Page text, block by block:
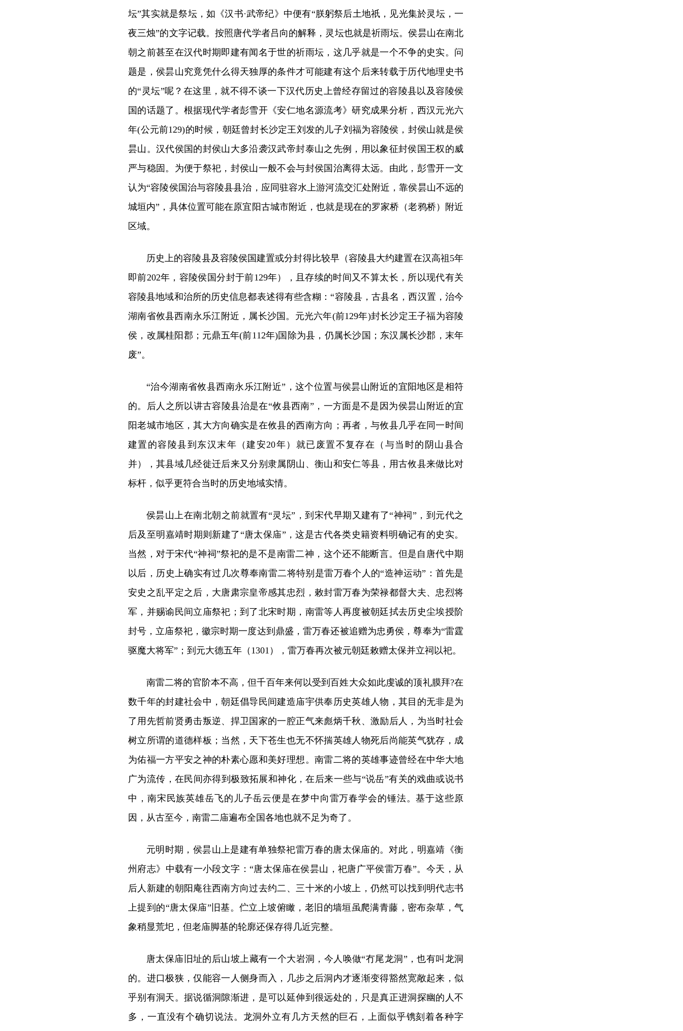
坛”其实就是祭坛，如《汉书·武帝纪》中便有“朕躬祭后土地祇，见光集於灵坛，一
夜三烛”的文字记载。按照唐代学者吕向的解释，灵坛也就是祈雨坛。侯昙山在南北
朝之前甚至在汉代时期即建有闻名于世的祈雨坛，这几乎就是一个不争的史实。问
题是，侯昙山究竟凭什么得天独厚的条件才可能建有这个后来转载于历代地理史书
的“灵坛”呢？在这里，就不得不谈一下汉代历史上曾经存留过的容陵县以及容陵侯
国的话题了。根据现代学者彭雪开《安仁地名源流考》研究成果分析，西汉元光六
年(公元前129)的时候，朝廷曾封长沙定王刘发的儿子刘福为容陵侯，封侯山就是侯
昙山。汉代侯国的封侯山大多沿袭汉武帝封泰山之先例，用以象征封侯国王权的威
严与稳固。为便于祭祀，封侯山一般不会与封侯国治离得太远。由此，彭雪开一文
认为“容陵侯国治与容陵县县治，应同驻容水上游河流交汇处附近，靠侯昙山不远的
城垣内”，具体位置可能在原宜阳古城市附近，也就是现在的罗家桥（老鸦桥）附近
区域。
历史上的容陵县及容陵侯国建置或分封得比较早（容陵县大约建置在汉高祖5年
即前202年，容陵侯国分封于前129年），且存续的时间又不算太长，所以现代有关
容陵县地域和治所的历史信息都表述得有些含糊：“容陵县，古县名，西汉置，治今
湖南省攸县西南永乐江附近，属长沙国。元光六年(前129年)封长沙定王子福为容陵
侯，改属桂阳郡；元鼎五年(前112年)国除为县，仍属长沙国；东汉属长沙郡，末年
废”。
“治今湖南省攸县西南永乐江附近”，这个位置与侯昙山附近的宜阳地区是相符
的。后人之所以讲古容陵县治是在“攸县西南”，一方面是不是因为侯昙山附近的宜
阳老城市地区，其大方向确实是在攸县的西南方向；再者，与攸县几乎在同一时间
建置的容陵县到东汉末年（建安20年）就已废置不复存在（与当时的阴山县合
并），其县域几经徙迁后来又分别隶属阴山、衡山和安仁等县，用古攸县来做比对
标杆，似乎更符合当时的历史地域实情。
侯昙山上在南北朝之前就置有“灵坛”，到宋代早期又建有了“神祠”，到元代之
后及至明嘉靖时期则新建了“唐太保庙”，这是古代各类史籍资料明确记有的史实。
当然，对于宋代“神祠”祭祀的是不是南雷二神，这个还不能断言。但是自唐代中期
以后，历史上确实有过几次尊奉南雷二将特别是雷万春个人的“造神运动”：首先是
安史之乱平定之后，大唐肃宗皇帝感其忠烈，敕封雷万春为荣禄都督大夫、忠烈将
军，并赐谕民间立庙祭祀；到了北宋时期，南雷等人再度被朝廷拭去历史尘埃授阶
封号，立庙祭祀，徽宗时期一度达到鼎盛，雷万春还被追赠为忠勇侯，尊奉为“雷霆
驱魔大将军”；到元大德五年（1301），雷万春再次被元朝廷敕赠太保并立祠以祀。
南雷二将的官阶本不高，但千百年来何以受到百姓大众如此虔诚的顶礼膜拜?在
数千年的封建社会中，朝廷倡导民间建造庙宇供奉历史英雄人物，其目的无非是为
了用先哲前贤勇击叛逆、捍卫国家的一腔正气来彪炳千秋、激励后人，为当时社会
树立所谓的道德样板；当然，天下苍生也无不怀揣英雄人物死后尚能英气犹存，成
为佑福一方平安之神的朴素心愿和美好理想。南雷二将的英雄事迹曾经在中华大地
广为流传，在民间亦得到极致拓展和神化，在后来一些与“说岳”有关的戏曲或说书
中，南宋民族英雄岳飞的儿子岳云便是在梦中向雷万春学会的锤法。基于这些原
因，从古至今，南雷二庙遍布全国各地也就不足为奇了。
元明时期，侯昙山上是建有单独祭祀雷万春的唐太保庙的。对此，明嘉靖《衡
州府志》中载有一小段文字：“唐太保庙在侯昙山，祀唐广平侯雷万春”。今天，从
后人新建的朝阳庵往西南方向过去约二、三十米的小坡上，仍然可以找到明代志书
上提到的“唐太保庙”旧基。伫立上坡俯瞰，老旧的墙垣虽爬满青藤，密布杂草，气
象稍显荒圯，但老庙脚基的轮廓还保存得几近完整。
唐太保庙旧址的后山坡上藏有一个大岩洞，今人唤做“冇尾龙洞”，也有叫龙洞
的。进口极狭，仅能容一人侧身而入，几步之后洞内才逐渐变得豁然宽敞起来，似
乎别有洞天。据说循洞隙渐进，是可以延伸到很远处的，只是真正进洞探幽的人不
多，一直没有个确切说法。龙洞外立有几方天然的巨石，上面似乎镌刻着各种字